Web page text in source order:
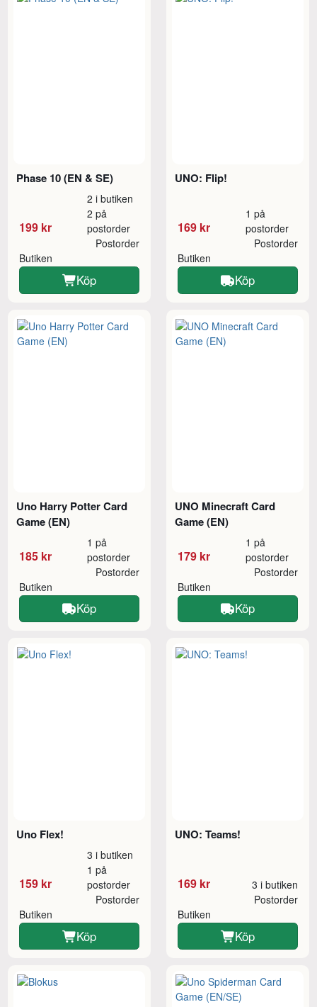
Phase 10 (EN & SE)
199 kr
2 i butiken
2 på
postorder
Butiken
Postorder
Köp
UNO: Flip!
169 kr
1 på
postorder
Butiken
Postorder
Köp
Uno Harry Potter Card
Game (EN)
185 kr
1 på
postorder
Butiken
Postorder
Köp
UNO Minecraft Card
Game (EN)
179 kr
1 på
postorder
Butiken
Postorder
Köp
Uno Flex!
159 kr
3 i butiken
1 på
postorder
Butiken
Postorder
Köp
UNO: Teams!
169 kr 3 i butiken
Butiken
Postorder
Köp